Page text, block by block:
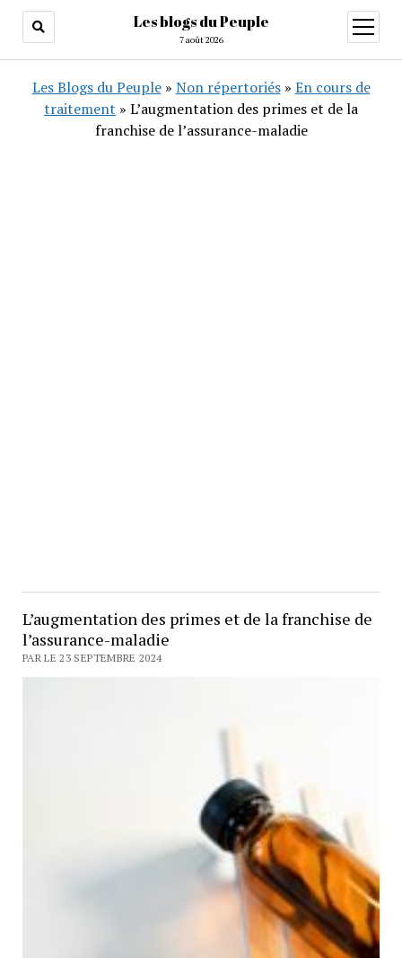
Les blogs du Peuple
7 août 2026
ouvrir
menu
Les Blogs du Peuple» Non répertoriés» En cours de
traitement » L’augmentation des primes et de la
franchise de l’assurance-maladie
L’augmentation des primes et de la franchise de
l’assurance-maladie
PAR LE 23 SEPTEMBRE 2024